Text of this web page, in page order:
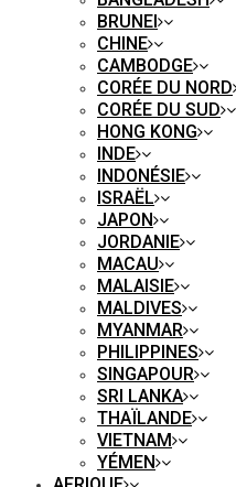
BRUNEI
CHINE
CAMBODGE
CORÉE DU NORD
CORÉE DU SUD
HONG KONG
INDE
INDONÉSIE
ISRAËL
JAPON
JORDANIE
MACAU
MALAISIE
MALDIVES
MYANMAR
PHILIPPINES
SINGAPOUR
SRI LANKA
THAÏLANDE
VIETNAM
YÉMEN